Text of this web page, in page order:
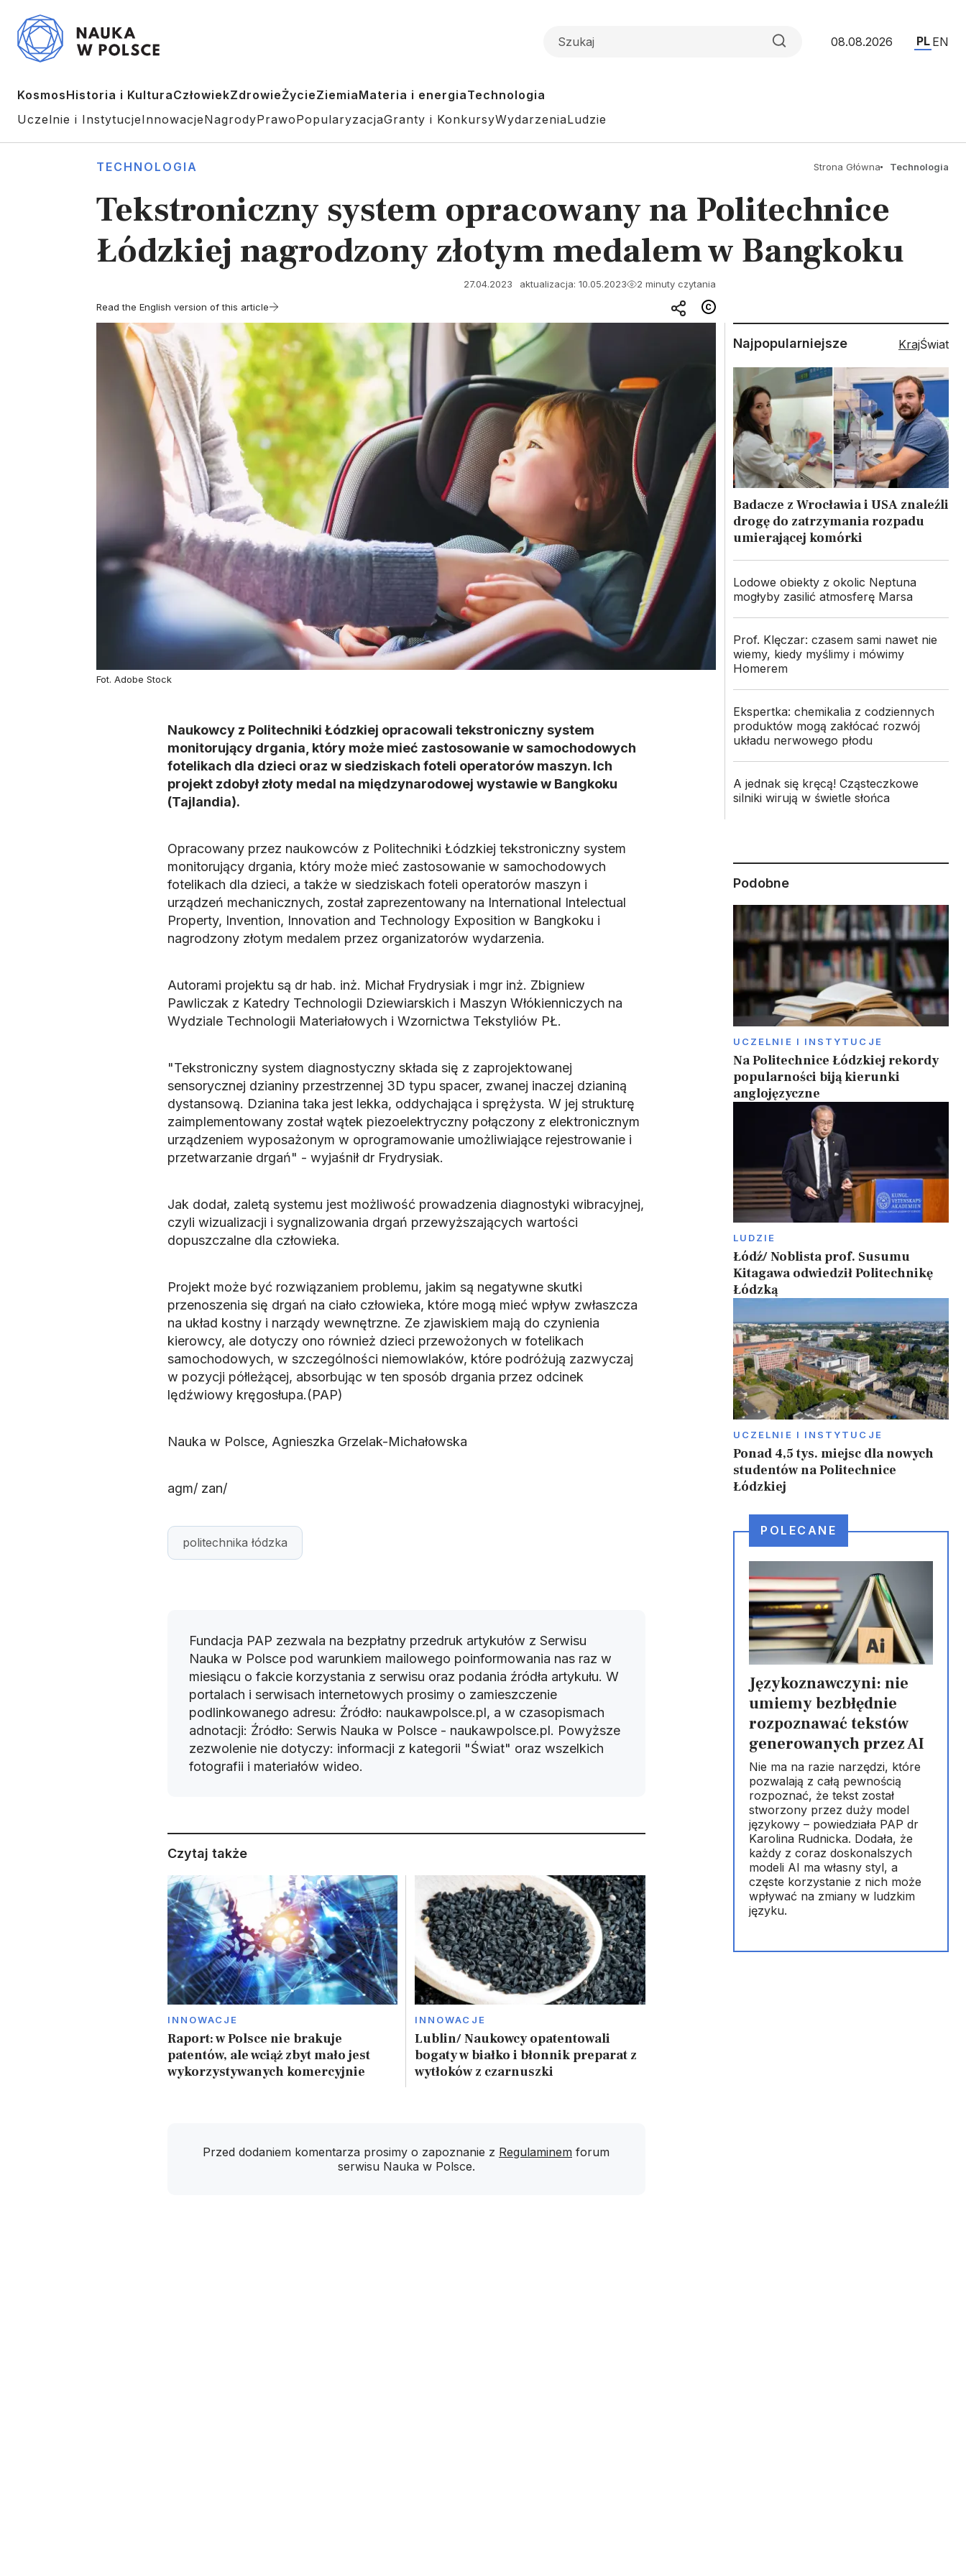
08.08.2026 PL EN
KosmosHistoria i KulturaCzłowiekZdrowieŻycieZiemiaMateria i energiaTechnologia
Uczelnie i InstytucjeInnowacjeNagrodyPrawoPopularyzacjaGranty i KonkursyWydarzeniaLudzie
TECHNOLOGIA Strona Główna Technologia
Tekstroniczny system opracowany na Politechnice
Łódzkiej nagrodzony złotym medalem w Bangkoku
27.04.2023 aktualizacja: 10.05.2023
2 minuty czytania
Read the English version of this article
Fot. Adobe Stock
Naukowcy z Politechniki Łódzkiej opracowali tekstroniczny system
monitorujący drgania, który może mieć zastosowanie w samochodowych
fotelikach dla dzieci oraz w siedziskach foteli operatorów maszyn. Ich
projekt zdobył złoty medal na międzynarodowej wystawie w Bangkoku
(Tajlandia).
Opracowany przez naukowców z Politechniki Łódzkiej tekstroniczny system
monitorujący drgania, który może mieć zastosowanie w samochodowych
fotelikach dla dzieci, a także w siedziskach foteli operatorów maszyn i
urządzeń mechanicznych, został zaprezentowany na International Intelectual
Property, Invention, Innovation and Technology Exposition w Bangkoku i
nagrodzony złotym medalem przez organizatorów wydarzenia.
Autorami projektu są dr hab. inż. Michał Frydrysiak i mgr inż. Zbigniew
Pawliczak z Katedry Technologii Dziewiarskich i Maszyn Włókienniczych na
Wydziale Technologii Materiałowych i Wzornictwa Tekstyliów PŁ.
"Tekstroniczny system diagnostyczny składa się z zaprojektowanej
sensorycznej dzianiny przestrzennej 3D typu spacer, zwanej inaczej dzianiną
dystansową. Dzianina taka jest lekka, oddychająca i sprężysta. W jej strukturę
zaimplementowany został wątek piezoelektryczny połączony z elektronicznym
urządzeniem wyposażonym w oprogramowanie umożliwiające rejestrowanie i
przetwarzanie drgań" - wyjaśnił dr Frydrysiak.
Jak dodał, zaletą systemu jest możliwość prowadzenia diagnostyki wibracyjnej,
czyli wizualizacji i sygnalizowania drgań przewyższających wartości
dopuszczalne dla człowieka.
Projekt może być rozwiązaniem problemu, jakim są negatywne skutki
przenoszenia się drgań na ciało człowieka, które mogą mieć wpływ zwłaszcza
na układ kostny i narządy wewnętrzne. Ze zjawiskiem mają do czynienia
kierowcy, ale dotyczy ono również dzieci przewożonych w fotelikach
samochodowych, w szczególności niemowlaków, które podróżują zazwyczaj
w pozycji półleżącej, absorbując w ten sposób drgania przez odcinek
lędźwiowy kręgosłupa.(PAP)
Nauka w Polsce, Agnieszka Grzelak-Michałowska
agm/ zan/
politechnika łódzka
Fundacja PAP zezwala na bezpłatny przedruk artykułów z Serwisu
Nauka w Polsce pod warunkiem mailowego poinformowania nas raz w
miesiącu o fakcie korzystania z serwisu oraz podania źródła artykułu. W
portalach i serwisach internetowych prosimy o zamieszczenie
podlinkowanego adresu: Źródło: naukawpolsce.pl, a w czasopismach
adnotacji: Źródło: Serwis Nauka w Polsce - naukawpolsce.pl. Powyższe
zezwolenie nie dotyczy: informacji z kategorii "Świat" oraz wszelkich
fotografii i materiałów wideo.
Czytaj także
INNOWACJE
Raport: w Polsce nie brakuje
patentów, ale wciąż zbyt mało jest
wykorzystywanych komercyjnie
INNOWACJE
Lublin/ Naukowcy opatentowali
bogaty w białko i błonnik preparat z
wytłoków z czarnuszki
Przed dodaniem komentarza prosimy o zapoznanie z Regulaminem forum
serwisu Nauka w Polsce.
Najpopularniejsze KrajŚwiat
Badacze z Wrocławia i USA znaleźli
drogę do zatrzymania rozpadu
umierającej komórki
Lodowe obiekty z okolic Neptuna
mogłyby zasilić atmosferę Marsa
Prof. Klęczar: czasem sami nawet nie
wiemy, kiedy myślimy i mówimy
Homerem
Ekspertka: chemikalia z codziennych
produktów mogą zakłócać rozwój
układu nerwowego płodu
A jednak się kręcą! Cząsteczkowe
silniki wirują w świetle słońca
Podobne
UCZELNIE I INSTYTUCJE
Na Politechnice Łódzkiej rekordy
popularności biją kierunki
anglojęzyczne
LUDZIE
Łódź/ Noblista prof. Susumu
Kitagawa odwiedził Politechnikę
Łódzką
UCZELNIE I INSTYTUCJE
Ponad 4,5 tys. miejsc dla nowych
studentów na Politechnice
Łódzkiej
POLECANE
Językoznawczyni: nie
umiemy bezbłędnie
rozpoznawać tekstów
generowanych przez AI
Nie ma na razie narzędzi, które
pozwalają z całą pewnością
rozpoznać, że tekst został
stworzony przez duży model
językowy – powiedziała PAP dr
Karolina Rudnicka. Dodała, że
każdy z coraz doskonalszych
modeli AI ma własny styl, a
częste korzystanie z nich może
wpływać na zmiany w ludzkim
języku.